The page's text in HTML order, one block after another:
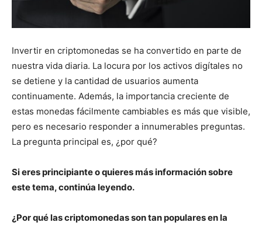
Invertir en criptomonedas se ha convertido en parte de
nuestra vida diaria. La locura por los activos digítales no
se detiene y la cantidad de usuarios aumenta
continuamente. Además, la importancia creciente de
estas monedas fácilmente cambiables es más que visible,
pero es necesario responder a innumerables preguntas.
La pregunta principal es, ¿por qué?
Si eres principiante o quieres más información sobre
este tema, continúa leyendo.
¿Por qué las criptomonedas son tan populares en la